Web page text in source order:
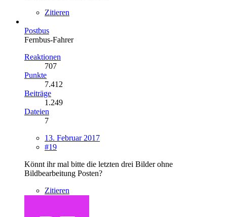
Zitieren
Postbus
Fernbus-Fahrer
Reaktionen
707
Punkte
7.412
Beiträge
1.249
Dateien
7
13. Februar 2017
#19
Könnt ihr mal bitte die letzten drei Bilder ohne
Bildbearbeitung Posten?
Zitieren